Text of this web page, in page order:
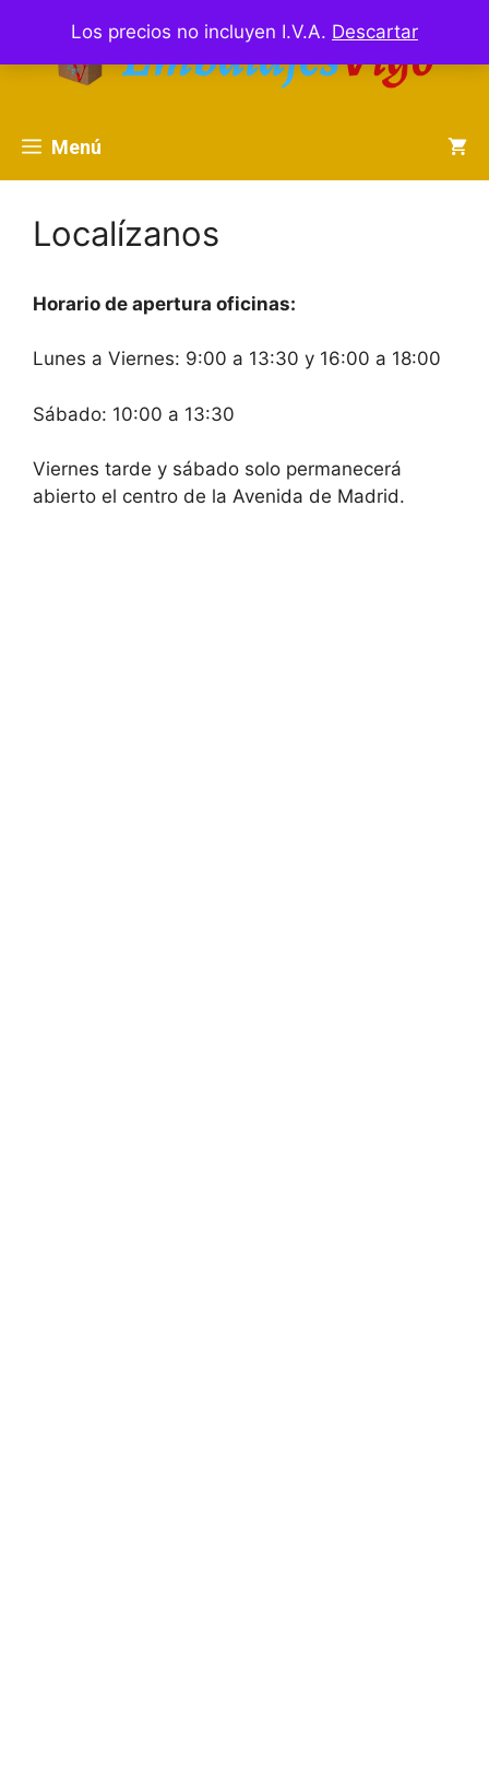
Los precios no incluyen I.V.A. Descartar
contenido
Menú
Localízanos
Horario de apertura oficinas:
Lunes a Viernes: 9:00 a 13:30 y 16:00 a 18:00
Sábado: 10:00 a 13:30
Viernes tarde y sábado solo permanecerá
abierto el centro de la Avenida de Madrid.